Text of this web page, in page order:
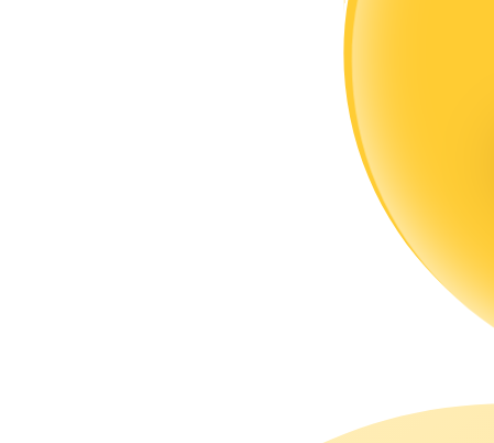
Big data-analys inklusive handelsinformation, etc.